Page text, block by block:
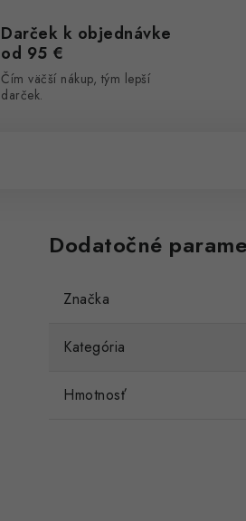
Darček k objednávke
od 95 €
Čím väčší nákup, tým lepší
darček.
Dodatočné
Značka
Kategória
Hmotnosť